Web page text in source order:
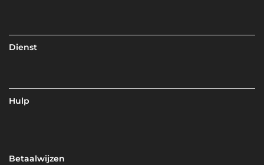
Dienst
Hulp
Betaalwijzen